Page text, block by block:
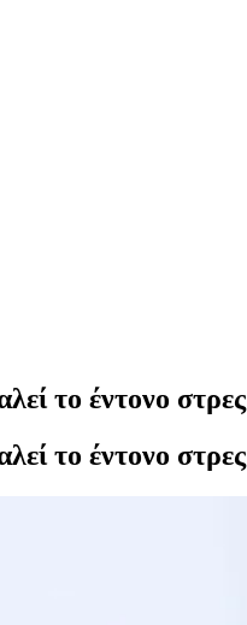
το έντονο στρες
το έντονο στρες